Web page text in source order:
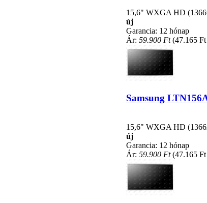
15,6" WXGA HD
új
Garancia: 12 hónap
Ár: 59.900 Ft(47.165
Samsung
15,6" WXGA HD
új
Garancia: 12 hónap
Ár: 59.900 Ft(47.165